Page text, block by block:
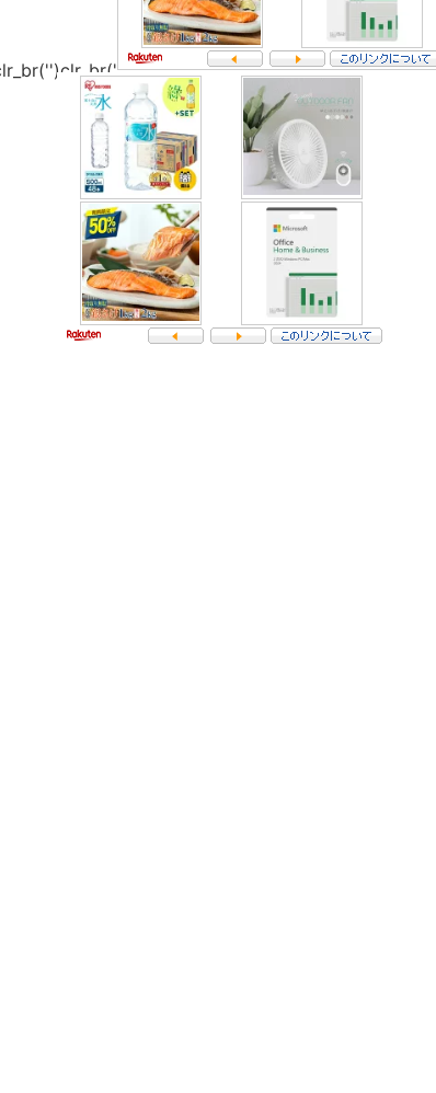
')clr_br('